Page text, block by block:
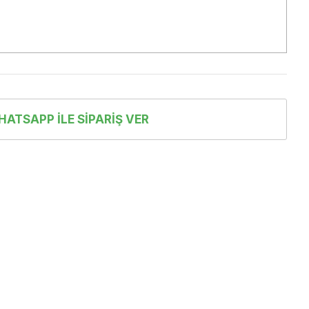
İLE SIPARIŞ VER